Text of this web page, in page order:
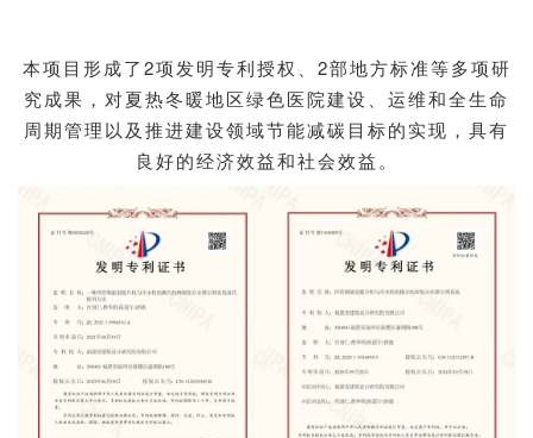
本项目形成了2项发明专利授权、2部地方标准等多项研
究成果，对夏热冬暖地区绿色医院建设、运维和全生命
周期管理以及推进建设领域节能减碳目标的实现，具有
良好的经济效益和社会效益。